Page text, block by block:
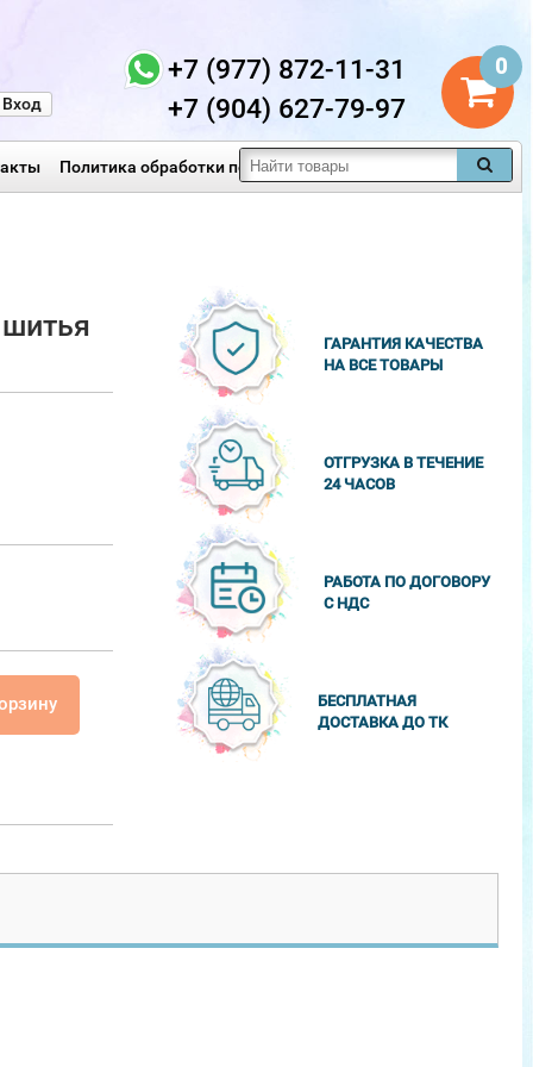
0
+7 (977) 872-11-31
+7 (904) 627-79-97
Вход
Политика обработки персональных данных
ГАРАНТИЯ КАЧЕСТВА
НА ВСЕ ТОВАРЫ
ОТГРУЗКА В ТЕЧЕНИЕ
24 ЧАСОВ
РАБОТА ПО ДОГОВОРУ
С НДС
БЕСПЛАТНАЯ
ДОСТАВКА ДО ТК